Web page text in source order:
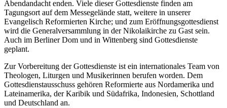
Abendandacht enden. Viele dieser Gottesdienste finden am
Tagungsort auf dem Messegelände statt, weitere in unserer
Evangelisch Reformierten Kirche; und zum Eröffnungsgottesdienst
wird die Generalversammlung in der Nikolaikirche zu Gast sein.
Auch im Berliner Dom und in Wittenberg sind Gottesdienste
geplant.
Zur Vorbereitung der Gottesdienste ist ein internationales Team von
Theologen, Liturgen und Musikerinnen berufen worden. Dem
Gottesdienstausschuss gehören Reformierte aus Nordamerika und
Lateinamerika, der Karibik und Südafrika, Indonesien, Schottland
und Deutschland an.